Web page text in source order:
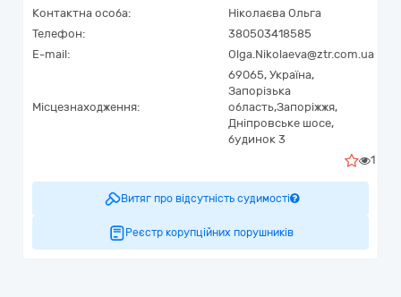
Контактна особа:
Ніколаєва Ольга
Телефон:
380503418585
E-mail:
Olga.Nikolaeva@ztr.com.ua
Місцезнаходження:
69065, Україна,
Запорізька
область,Запоріжжя,
Дніпровське шосе,
будинок 3
1
Витяг про відсутність судимості
Реєстр корупційних порушників